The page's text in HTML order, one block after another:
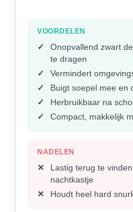
VOORDELEN
Onopvallend zwart
te dragen
Vermindert
Buigt soepel mee en
Herbruikbaar na
Compact, makkelijk
NADELEN
Lastig terug te
nachtkastje
Houdt heel hard